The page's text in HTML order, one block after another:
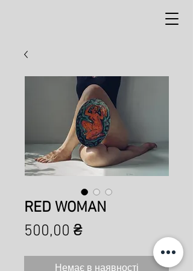
RED WOMAN
500,00 ₴Ціна
Немає в наявності